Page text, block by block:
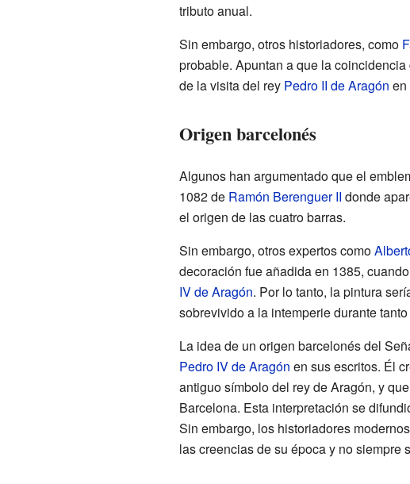
tributo anual.
Sin embargo, otros historiadores, como
probable. Apuntan a que la
de la visita del rey Pedro II de Aragón en
Origen barcelonés
Algunos han argumentado que el
1082 de Ramón Berenguer II donde
el origen de las cuatro barras.
Sin embargo, otros expertos como
decoración fue añadida en 1385,
IV de Aragón. Por lo tanto, la pintura
sobrevivido a la intemperie durante
La idea de un origen barcelonés del
Pedro IV de Aragón en sus escritos. Él
antiguo símbolo del rey de Aragón, y
Barcelona. Esta interpretación se
Sin embargo, los historiadores
las creencias de su época y no siempre